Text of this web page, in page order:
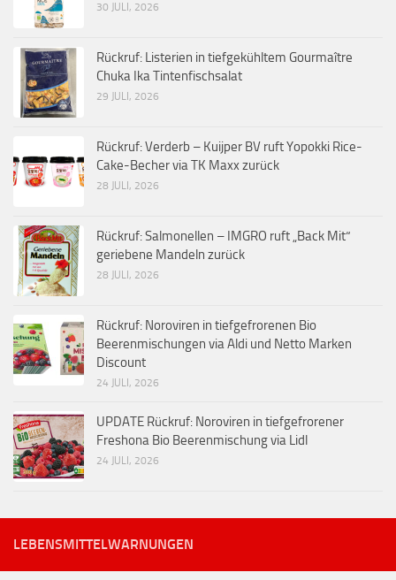
30 JULI, 2026
Rückruf: Listerien in tiefgekühltem Gourmaître
Chuka Ika Tintenfischsalat
29 JULI, 2026
Rückruf: Verderb – Kuijper BV ruft Yopokki Rice-
Cake-Becher via TK Maxx zurück
28 JULI, 2026
Rückruf: Salmonellen – IMGRO ruft „Back Mit“
geriebene Mandeln zurück
28 JULI, 2026
Rückruf: Noroviren in tiefgefrorenen Bio
Beerenmischungen via Aldi und Netto Marken
Discount
24 JULI, 2026
UPDATE Rückruf: Noroviren in tiefgefrorener
Freshona Bio Beerenmischung via Lidl
24 JULI, 2026
LEBENSMITTELWARNUNGEN